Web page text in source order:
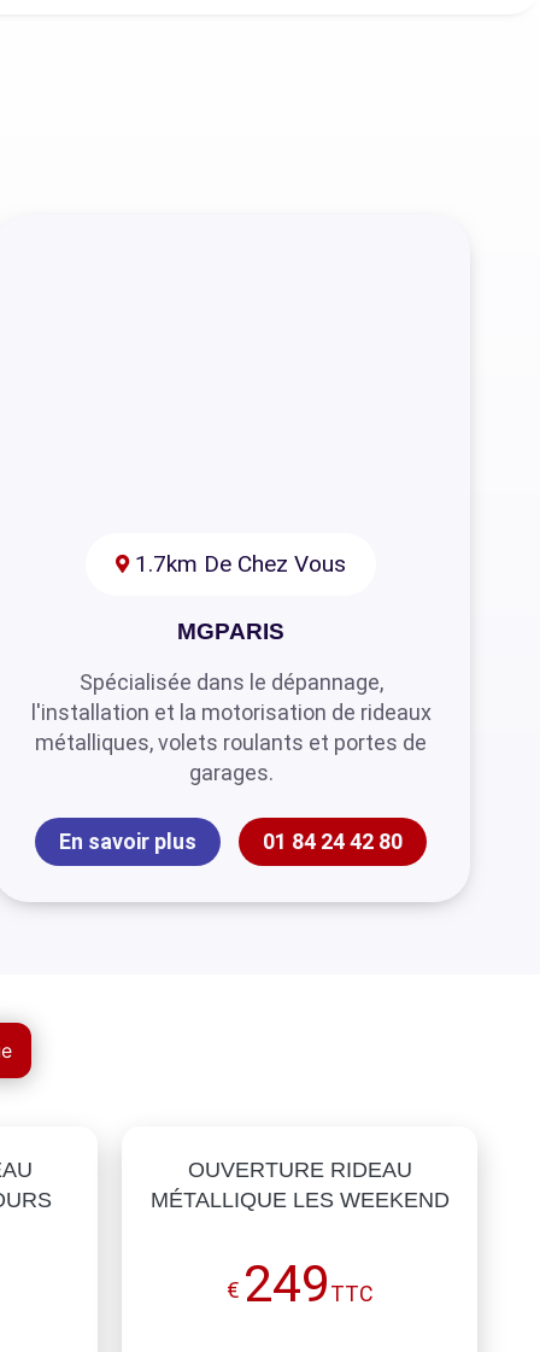
1.7km De Chez Vous
MGPARIS
Spécialisée dans le dépannage,
l'installation et la motorisation de rideaux
métalliques, volets roulants et portes de
garages.
En savoir plus 01 84 24 42 80
OUVERTURE RIDEAU
MÉTALLIQUE LES WEEKEND
€ 249TTC